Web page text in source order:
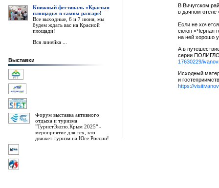
Книжный фестиваль «Красная
площадь» в самом разгаре!
Все выходные, 6 и 7 июня, мы
будем ждать вас на Красной
площади!
Вся линейка ...
Выставки
Форум выставка активного
отдыха и туризма
"ТуристЭкспо.Крым 2025" -
мероприятие для тех, кто
движет туризм на Юге России!
В Вичугском
в дачном отеле
Если не
склон «Черная
на ней хорошо
А в
серии
17630229/
Исходный
и
https://